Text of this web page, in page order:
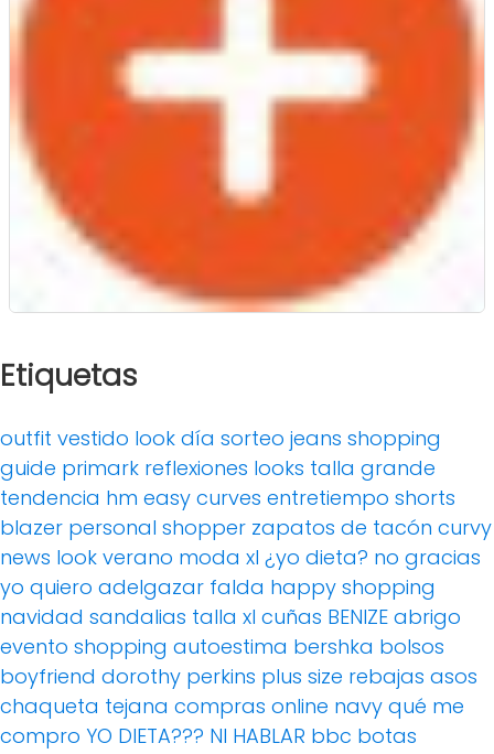
Etiquetas
outfit vestido look día sorteo jeans shopping
guide primark reflexiones looks talla grande
tendencia hm easy curves entretiempo shorts
blazer personal shopper zapatos de tacón curvy
news look verano moda xl ¿yo dieta? no gracias
yo quiero adelgazar falda happy shopping
navidad sandalias talla xl cuñas BENIZE abrigo
evento shopping autoestima bershka bolsos
boyfriend dorothy perkins plus size rebajas asos
chaqueta tejana compras online navy qué me
compro YO DIETA??? NI HABLAR bbc botas